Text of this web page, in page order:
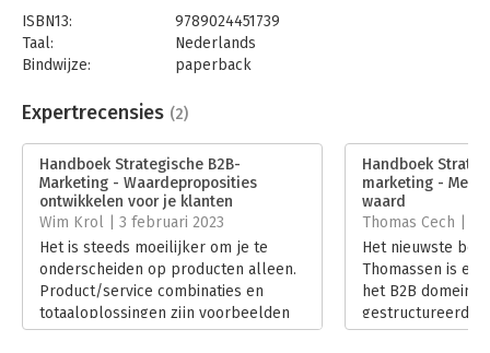
dat er wel degelijk. Handboek Strategische B2B-marketing
biedt een praktische stap-voor-stapbenadering voor
professionals en studenten.
ISBN13:
9789024451739
Taal:
Nederlands
Bindwijze:
paperback
Uitgever:
Boom
Verschijningsdatum:
Hoofdrubriek: Marketing
Expertrecensies (2)
Handboek Strategische B2B-
Marketing - Waardeproposities
ontwikkelen voor je klanten
Wim Krol | 3 februari 2023
Het is steeds moeilijker om je te
onderscheiden op producten alleen.
Product/service combinaties en
totaaloplossingen zijn voorbeelden
van waardeproposities die klanten
Handboek
marketing - Meer
waard
Thomas Cech | 12
Het nieuwste
Thomassen is
het B2B domein.
gestructureerde,
duidelijke wijze